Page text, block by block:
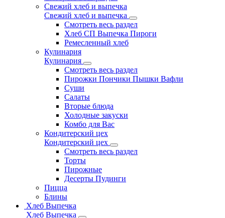
Свежий хлеб и выпечка
Свежий хлеб и выпечка
Смотреть весь раздел
Хлеб СП Выпечка Пироги
Ремесленный хлеб
Кулинария
Кулинария
Смотреть весь раздел
Пирожки Пончики Пышки Вафли
Суши
Салаты
Вторые блюда
Холодные закуски
Комбо для Вас
Кондитерский цех
Кондитерский цех
Смотреть весь раздел
Торты
Пирожные
Десерты Пудинги
Пицца
Блины
Хлеб Выпечка
Хлеб Выпечка